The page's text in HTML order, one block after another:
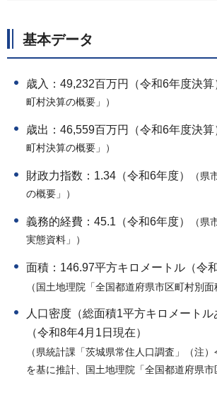
基本データ
歳入：49,232百万円（令和6年度決算
町村決算の概要」）
歳出：46,559百万円（令和6年度決算
町村決算の概要」）
財政力指数：1.34（令和6年度） （県
の概要」）
義務的経費：45.1（令和6年度） （県
実態資料」）
面積：146.97平方キロメートル（令
（国土地理院「全国都道府県市区町村別面
人口密度（総面積1平方キロメートル
（令和8年4月1日現在）
（県統計課「茨城県常住人口調査」（注
を基に推計、国土地理院「全国都道府県市